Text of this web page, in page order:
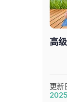
高
更新